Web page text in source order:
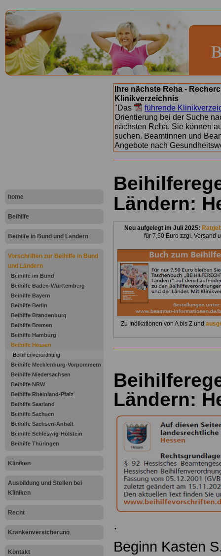
home
Beihilfe
Beihilfe in Bund und Ländern
Vorschriften zur Beihilfe in Bund
und Ländern
Beihilfe im Bund
Beihilfe Baden-Württemberg
Beihilfe Bayern
Beihilfe Berlin
Beihilfe Brandenburg
Beihilfe Bremen
Beihilfe Hamburg
Beihilfe Hessen
Beihilfenverordnung
Beihilfe Mecklenburg-Vorpommern
Beihilfe Niedersachsen
Beihilfe NRW
Beihilfe Rheinland-Pfalz
Beihilfe Saarland
Beihilfe Sachsen
Beihilfe Sachsen-Anhalt
Beihilfe Schleswig-Holstein
Beihilfe Thüringen
Kliniken
Ausbildung und Stellen bei
Kliniken
Recht
Krankenversicherung
Kontakt
Ihre nächste Reha -
Klinikverzeichnis
"Das
führende
Orientierung bei der Suche
nächsten Reha. Sie können
suchen. Beamtinnen und
Angebote nach
Ländern:
Neu aufgelegt im Juli 2025:
für 7,50 Euro zzgl. Versand
Zu Indikationen von A bis Z und
Ländern:
.
Beginn Kasten